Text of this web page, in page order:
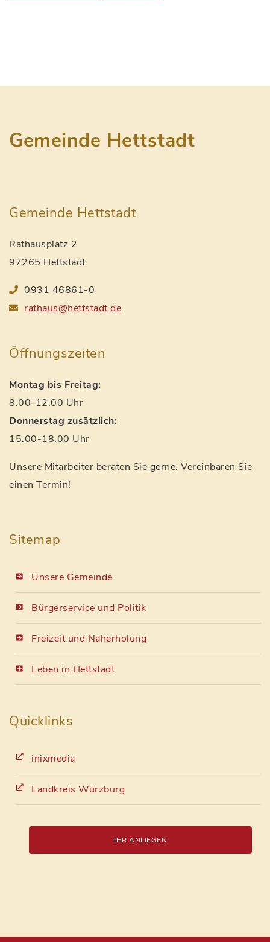
Gemeinde Hettstadt
Gemeinde Hettstadt
Rathausplatz 2
97265 Hettstadt
0931 46861-0
rathaus@hettstadt.de
Öffnungszeiten
Montag bis Freitag:
8.00-12.00 Uhr
Donnerstag zusätzlich:
15.00-18.00 Uhr
Unsere Mitarbeiter beraten Sie gerne. Vereinbaren Sie
einen Termin!
Sitemap
Unsere Gemeinde
Bürgerservice und Politik
Freizeit und Naherholung
Leben in Hettstadt
Quicklinks
inixmedia
Landkreis Würzburg
IHR ANLIEGEN